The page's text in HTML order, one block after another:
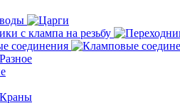
с клампа на резьбу
соединения